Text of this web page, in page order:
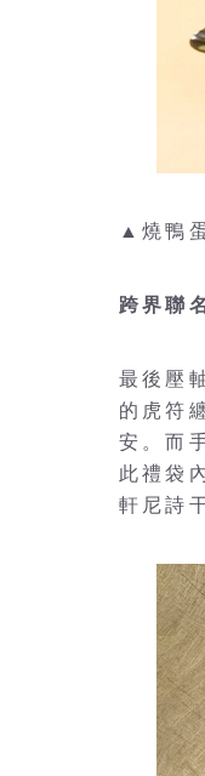
▲燒鴨
跨界聯
最後壓
的虎符
安。而
此禮袋
軒尼詩